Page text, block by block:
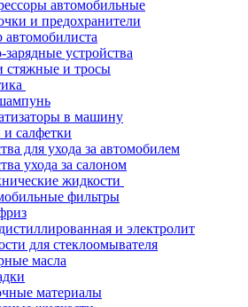
автомобильные
и предохранители
автомобилиста
зарядные устройства
стяжные и тросы
в машину
и салфетки
для ухода за автомобилем
ухода за салоном
жидкости
фильтры
и электролит
для стеклоомывателя
масла
материалы